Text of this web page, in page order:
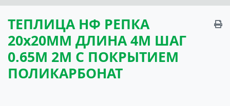
ТЕПЛИЦА НФ РЕПКА
20x20ММ ДЛИНА 4М ШАГ
0.65М 2М С ПОКРЫТИЕМ
ПОЛИКАРБОНАТ